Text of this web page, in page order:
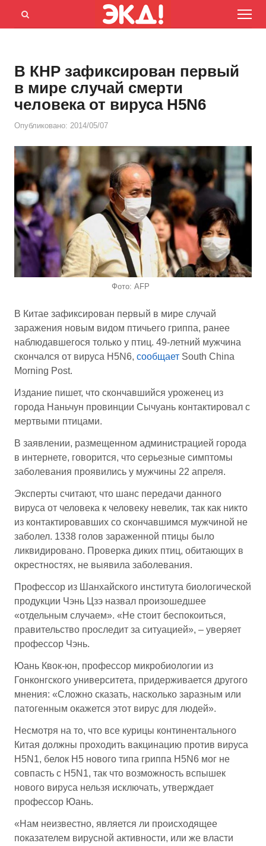
Menu
Открыть
В КНР зафиксирован первый
в мире случай смерти
человека от вируса H5N6
Опубликовано: 2014/05/07
Фото: AFP
В Китае зафиксирован первый в мире случай
заражения новым видом птичьего гриппа, ранее
наблюдавшегося только у птиц. 49-летний мужчина
скончался от вируса H5N6, сообщает South China
Morning Post.
Издание пишет, что скончавшийся уроженец из
города Наньчун провинции Сычуань контактировал с
мертвыми птицами.
В заявлении, размещенном администрацией города
в интернете, говорится, что серьезные симптомы
заболевания проявились у мужчины 22 апреля.
Эксперты считают, что шанс передачи данного
вируса от человека к человеку невелик, так как никто
из контактировавших со скончавшимся мужчиной не
заболел. 1338 голов зараженной птицы было
ликвидировано. Проверка диких птиц, обитающих в
окрестностях, не выявила заболевания.
Профессор из Шанхайского института биологической
продукции Чэнь Цзэ назвал произошедшее
«отдельным случаем». «Не стоит беспокоиться,
правительство проследит за ситуацией», – уверяет
профессор Чэнь.
Юань Квок-юн, профессор микробиологии из
Гонконгского университета, придерживается другого
мнения: «Сложно сказать, насколько заразным или
патогенным окажется этот вирус для людей».
Несмотря на то, что все курицы континентального
Китая должны проходить вакцинацию против вируса
H5N1, белок H5 нового типа гриппа H5N6 мог не
совпасть с H5N1, так что возможность вспышек
нового вируса нельзя исключать, утверждает
профессор Юань.
«Нам неизвестно, является ли происходящее
показателем вирусной активности, или же власти